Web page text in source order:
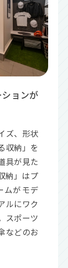
ョンが
ズ、形状
収納」を
具が見た
納」はプ
ムがモデ
ルにワク
スポーツ
などのお